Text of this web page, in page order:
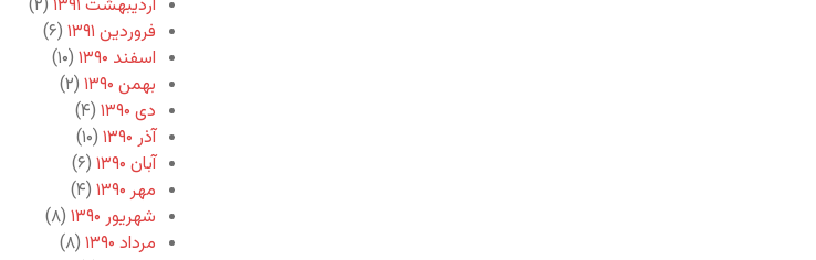
اردیبهشت ۱۳۹۱
(۲)
فروردین ۱۳۹۱
(۶)
اسفند ۱۳۹۰
(۱۰)
بهمن ۱۳۹۰
(۲)
دی ۱۳۹۰
(۴)
آذر ۱۳۹۰
(۱۰)
آبان ۱۳۹۰
(۶)
مهر ۱۳۹۰
(۴)
شهریور ۱۳۹۰
(۸)
مرداد ۱۳۹۰
(۸)